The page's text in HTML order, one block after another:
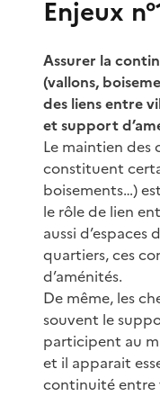
Enjeux
Assurer la
(vallons,
des liens entre
et support
Le maintien des
constituent
boisements…)
le rôle de lien
aussi
quartiers, ces
d’aménités.
De même, les
souvent le
participent au
et il apparait
continuité entre